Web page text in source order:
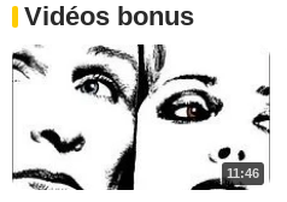
Vidéos bonus
11:46